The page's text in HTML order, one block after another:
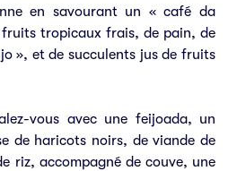
en savourant un « café da
fruits tropicaux frais, de pain, de
», et de succulents jus de fruits
vous avec une feijoada, un
de haricots noirs, de viande de
riz, accompagné de couve, une